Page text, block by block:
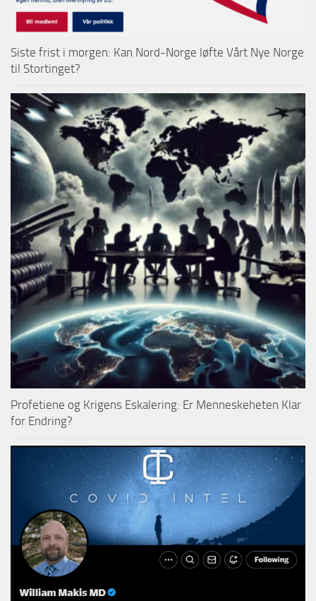
Siste frist i morgen: Kan Nord-Norge løfte Vårt Nye Norge
til Stortinget?
Profetiene og Krigens Eskalering: Er Menneskeheten Klar
for Endring?